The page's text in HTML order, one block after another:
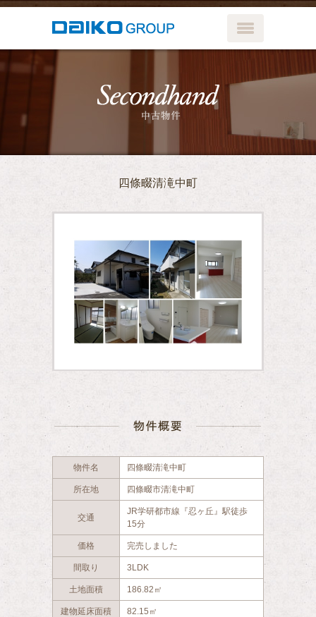
四條畷清滝中町
物件名 四條畷清滝中町
所在地 四條畷市清滝中町
交通
JR学研都市線『忍ヶ丘』駅徒歩
15分
価格 完売しました
間取り 3LDK
土地面積 186.82㎡
建物延床面積 82.15㎡